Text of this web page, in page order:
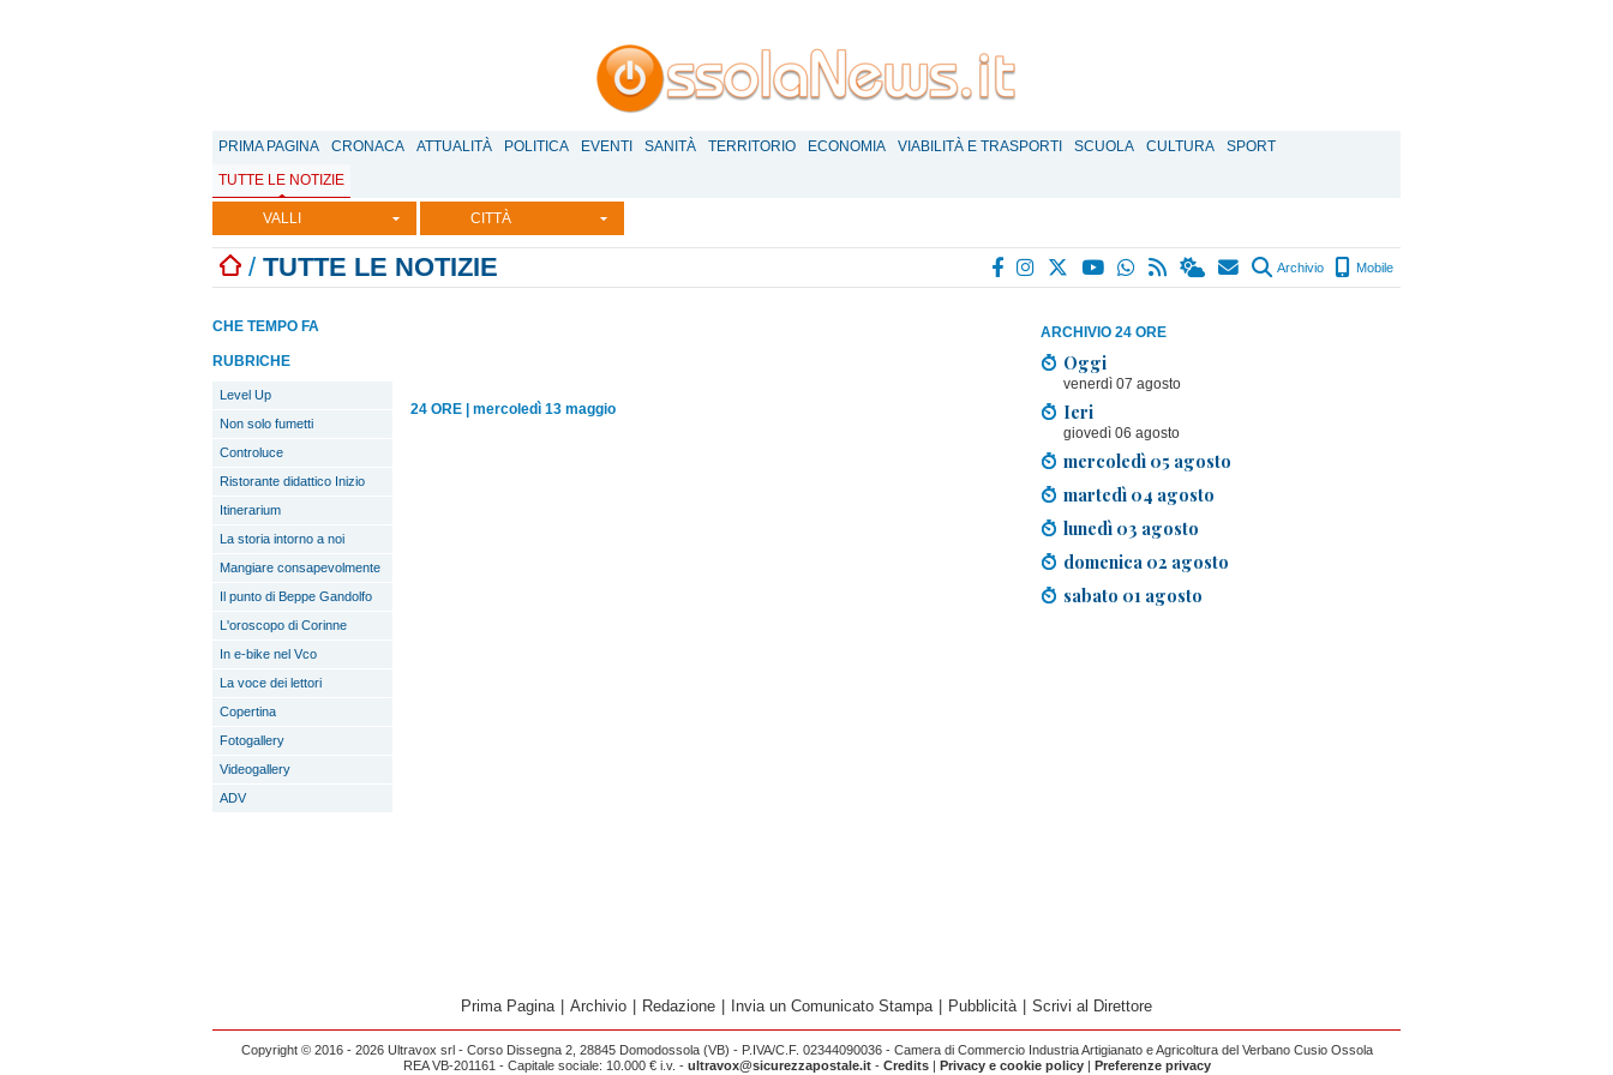
PRIMA PAGINA CRONACA ATTUALITÀ POLITICA EVENTI SANITÀ TERRITORIO ECONOMIA VIABILITÀ E TRASPORTI SCUOLA CULTURA
SPORT
TUTTE LE NOTIZIE
VALLI CITTÀ
/ TUTTE LE NOTIZIE Archivio Mobile
ARCHIVIO 24 ORE
Oggi
venerdì 07 agosto
Ieri
giovedì 06 agosto
mercoledì 05 agosto
martedì 04 agosto
lunedì 03 agosto
domenica 02 agosto
sabato 01 agosto
CHE TEMPO FA
RUBRICHE
Level Up
Non solo fumetti
Controluce
Ristorante didattico Inizio
Itinerarium
La storia intorno a noi
Mangiare consapevolmente
Il punto di Beppe Gandolfo
L'oroscopo di Corinne
In e-bike nel Vco
La voce dei lettori
Copertina
Fotogallery
Videogallery
ADV
24 ORE mercoledì 13 maggio
Prima Pagina Archivio Redazione Invia un Comunicato Stampa Pubblicità Scrivi al Direttore
Copyright © 2016 - 2026 Ultravox srl - Corso Dissegna 2, 28845 Domodossola (VB) - P.IVA/C.F. 02344090036 - Camera di Commercio Industria Artigianato e Agricoltura del Verbano Cusio Ossola
REA VB-201161 - Capitale sociale: 10.000 € i.v. - ultravox@sicurezzapostale.it- Credits| Privacy e cookie policy| Preferenze privacy